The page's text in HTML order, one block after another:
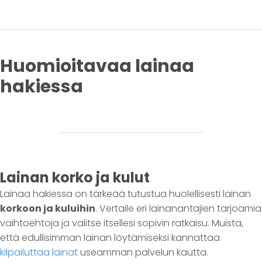
Huomioitavaa lainaa
hakiessa
Lainan korko ja kulut
Lainaa hakiessa on tärkeää tutustua huolellisesti lainan
korkoon ja kuluihin. Vertaile eri lainanantajien tarjoamia
vaihtoehtoja ja valitse itsellesi sopivin ratkaisu. Muista,
että edullisimman lainan löytämiseksi kannattaa
kilpailuttaa lainatuseamman palvelun kautta.